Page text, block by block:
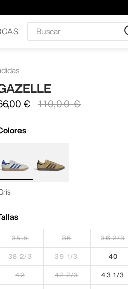
,00 € 110,00 €
35.5 36 36 2/3
38 2/3 39 1/3 40
42 42 2/3 43 1/3